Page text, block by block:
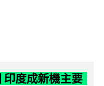
度成新機主要